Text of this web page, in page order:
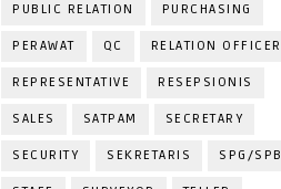
PUBLIC RELATION PURCHASING
PERAWAT QC RELATION OFFICER
REPRESENTATIVE RESEPSIONIS
SALES SATPAM SECRETARY
SECURITY SEKRETARIS SPG/SPB